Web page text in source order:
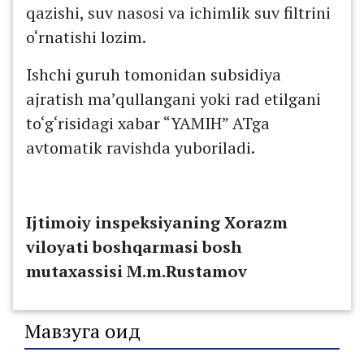
qazishi, suv nasosi va ichimlik suv filtrini
o‘rnatishi lozim.
Ishchi guruh tomonidan subsidiya
ajratish ma’qullangani yoki rad etilgani
to‘g‘risidagi xabar “YAMIH” ATga
avtomatik ravishda yuboriladi.
Ijtimoiy inspeksiyaning Xorazm
viloyati boshqarmasi bosh
mutaxassisi M.m.Rustamov
Мавзуга оид